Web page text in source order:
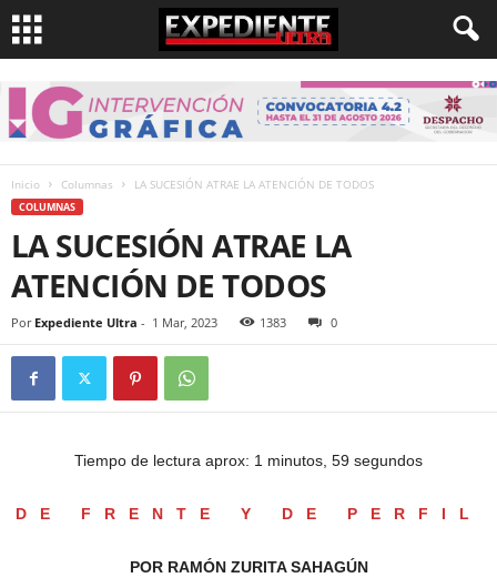
Inicio Columnas LA SUCESIÓN ATRAE LA ATENCIÓN DE TODOS
COLUMNAS
LA SUCESIÓN ATRAE LA
ATENCIÓN DE TODOS
Por Expediente Ultra - 1 Mar, 2023 1383 0
Tiempo de lectura aprox: 1 minutos, 59 segundos
DE FRENTE Y DE PERFIL
POR RAMÓN ZURITA SAHAGÚN